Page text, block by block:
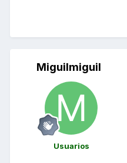
Miguilmiguil
Usuarios